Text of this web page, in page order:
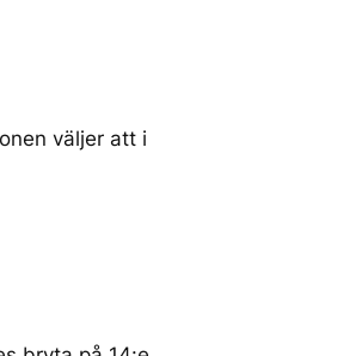
väljer att i